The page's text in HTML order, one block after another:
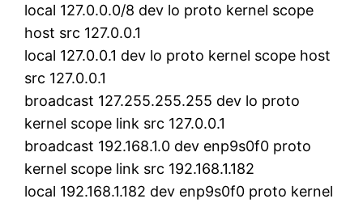
local 127.0.0.0/8 dev lo proto kernel scope
host src 127.0.0.1
local 127.0.0.1 dev lo proto kernel scope host
src 127.0.0.1
broadcast 127.255.255.255 dev lo proto
kernel scope link src 127.0.0.1
broadcast 192.168.1.0 dev enp9s0f0 proto
kernel scope link src 192.168.1.182
local 192.168.1.182 dev enp9s0f0 proto kernel